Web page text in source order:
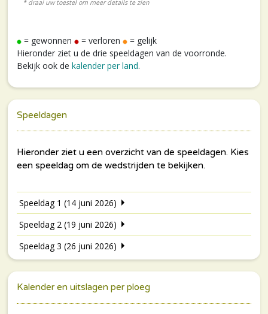
= gewonnen = verloren
= gelijk
Hieronder ziet u de drie speeldagen van de voorronde.
Bekijk ook de kalender per land.
Speeldagen
Speeldag 1 (14 juni 2026)
Speeldag 2 (19 juni 2026)
Speeldag 3 (26 juni 2026)
Kalender en uitslagen per ploeg